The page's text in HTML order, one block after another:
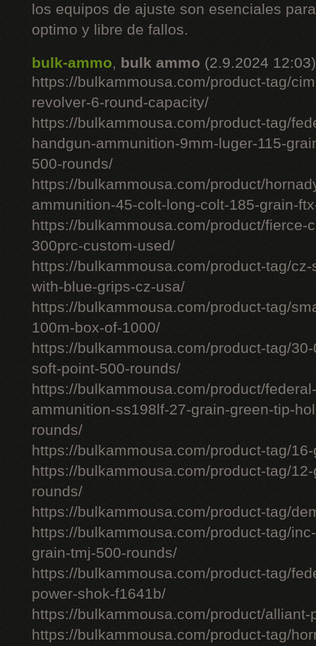
los equipos de ajuste son esenciales
optimo y libre de fallos.
bulk-ammo, bulk ammo (2.9.2024 12:03)
https://bulkammousa.com/product-tag/
revolver-6-round-capacity/
https://bulkammousa.com/product-tag/
handgun-ammunition-9mm-luger-115-
500-rounds/
https://bulkammousa.com/product/
ammunition-45-colt-long-colt-185-grain-
https://bulkammousa.com/product/fierce-
300prc-custom-used/
https://bulkammousa.com/product-tag/
with-blue-grips-cz-usa/
https://bulkammousa.com/product-tag/
100m-box-of-1000/
https://bulkammousa.com/product-tag/
soft-point-500-rounds/
https://bulkammousa.com/product/
ammunition-ss198lf-27-grain-green-tip-
rounds/
https://bulkammousa.com/product-tag/
https://bulkammousa.com/product-tag/
rounds/
https://bulkammousa.com/product-tag/
https://bulkammousa.com/product-tag/
grain-tmj-500-rounds/
https://bulkammousa.com/product-tag/
power-shok-f1641b/
https://bulkammousa.com/product/alliant-
https://bulkammousa.com/product-tag/